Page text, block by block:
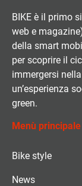
BIKE è il primo
web e
della smart
per scoprire il
immergersi
un’esperienza
green.
Menù principale
Bike style
News